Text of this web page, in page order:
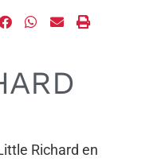
Richard en